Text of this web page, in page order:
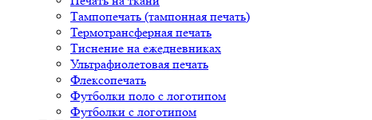
Тампопечать (тампонная печать)
Термотрансферная печать
Тиснение на ежедневниках
Ультрафиолетовая печать
Флексопечать
Футболки поло с логотипом
Футболки с логотипом